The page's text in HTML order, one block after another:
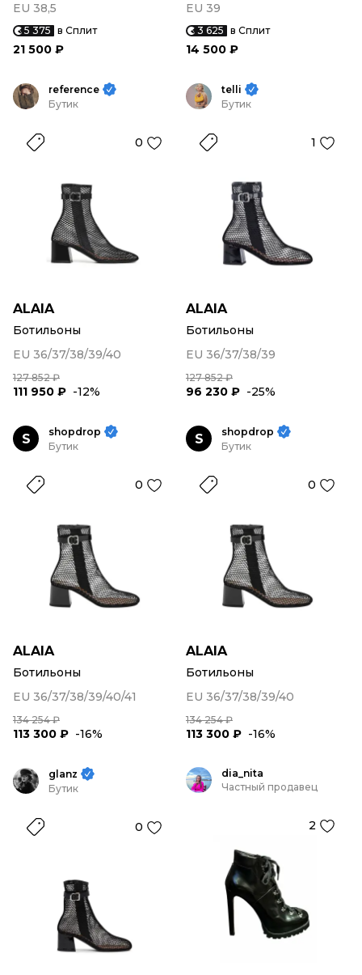
EU 38,5
5 375 в Сплит
21 500 ₽
EU 39
3 625 в Сплит
14 500 ₽
reference
Бутик
0
ALAIA
Ботильоны
EU 36/37/38/39/40
127 852 ₽
111 950 ₽ -12%
telli
Бутик
1
ALAIA
Ботильоны
EU 36/37/38/39
127 852 ₽
96 230 ₽ -25%
S
shopdrop
Бутик
0
ALAIA
Ботильоны
EU 36/37/38/39/40/41
134 254 ₽
113 300 ₽ -16%
S
shopdrop
Бутик
0
ALAIA
Ботильоны
EU 36/37/38/39/40
134 254 ₽
113 300 ₽ -16%
glanz
Бутик
0
dia_nita
Частный продавец
2